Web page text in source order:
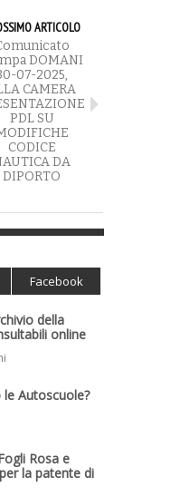
ARTICOLO
DOMANI
07-2025,
CAMERA
PDL SU
CODICE
DA
DIPORTO
Facebook
della
online
Autoscuole?
Rosa e
la patente di